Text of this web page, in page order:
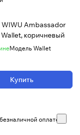
Ambassador
коричневый
Модель Wallet
Купить
оплате